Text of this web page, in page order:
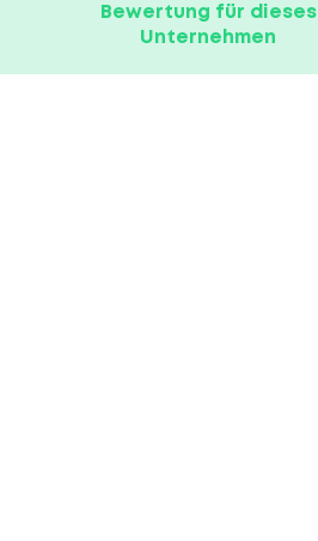
Bewertung für dieses
Unternehmen